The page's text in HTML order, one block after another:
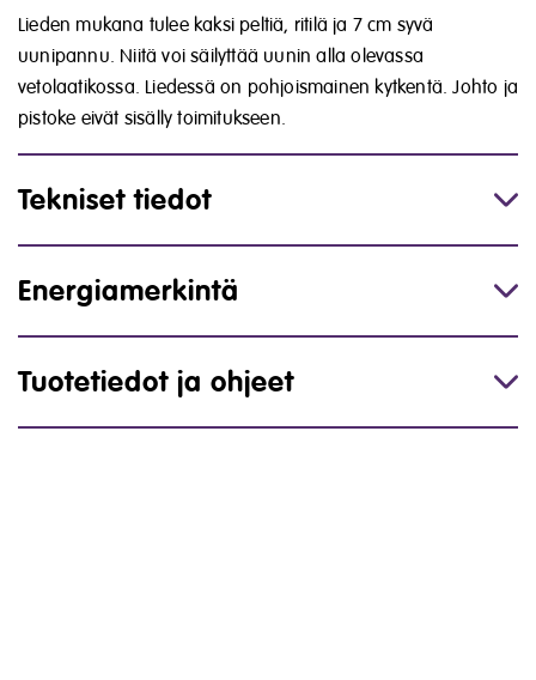
Lieden mukana tulee kaksi peltiä, ritilä ja 7 cm syvä
uunipannu. Niitä voi säilyttää uunin alla olevassa
vetolaatikossa. Liedessä on pohjoismainen kytkentä.Johto ja
pistoke eivät sisälly toimitukseen.
Tekniset tiedot
Energiamerkintä
Tuotetiedot ja ohjeet